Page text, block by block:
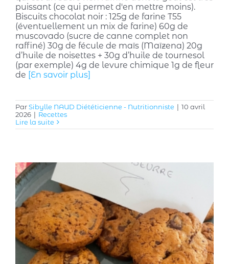
puissant (ce qui permet d'en mettre moins).
Biscuits chocolat noir : 125g de farine T55
(éventuellement un mix de farine) 60g de
muscovado (sucre de canne complet non
raffiné) 30g de fécule de maïs (Maïzena) 20g
d’huile de noisettes + 30g d’huile de tournesol
(par exemple) 4g de levure chimique 1g de fleur
de [En savoir plus]
ParSibylle NAUD Diététicienne - Nutritionniste | 10 avril
2026 | Recettes
Lire la suite